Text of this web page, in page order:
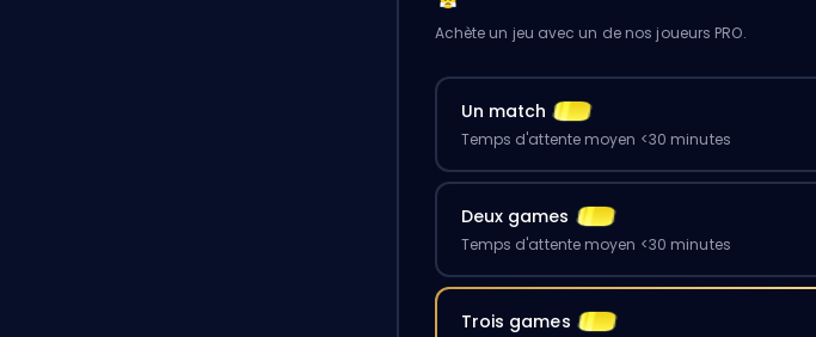
Achète un jeu avec un de nos joueurs PRO.
Un match
Temps d'attente moyen <30 minutes
Deux games
Temps d'attente moyen <30 minutes
Trois games